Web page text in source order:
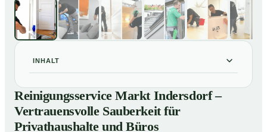
INHALT
01Reinigungsservice Markt Indersdorf – Vertrauensvolle
Sauberkeit für Privathaushalte und Büros
Unsere Leistungen im Überblick
Reinigungsservice Markt Indersdorf –
Vertrauensvolle Sauberkeit für
Privathaushalte und Büros